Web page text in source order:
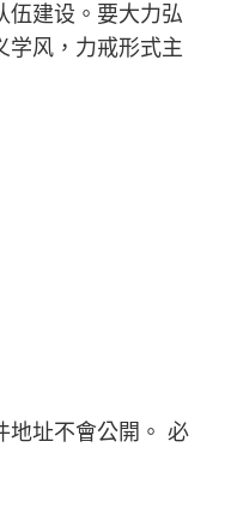
伍建设。要大力弘
学风，力戒形式主
址不會公開。 必